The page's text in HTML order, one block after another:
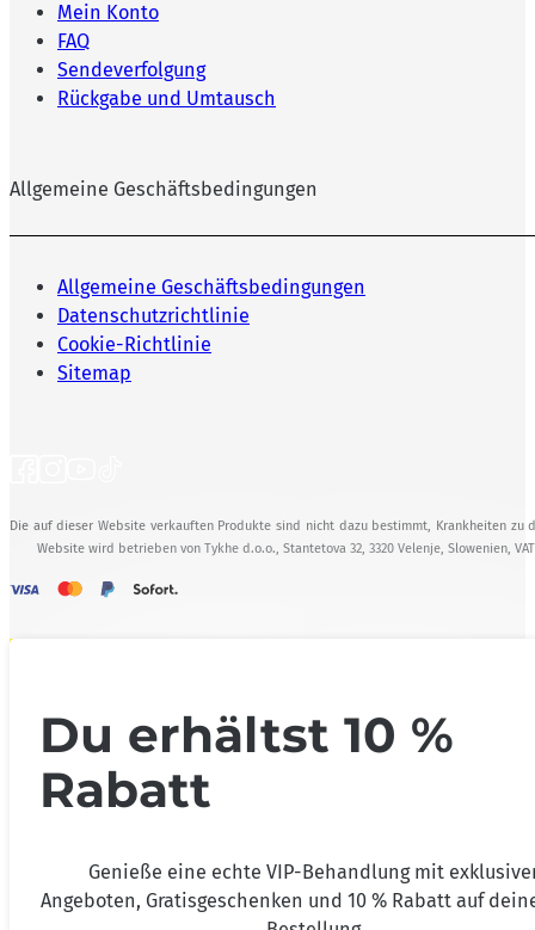
Mein Konto
FAQ
Sendeverfolgung
Rückgabe und Umtausch
Allgemeine Geschäftsbedingungen
Allgemeine Geschäftsbedingungen
Datenschutzrichtlinie
Cookie-Richtlinie
Sitemap
Die auf dieser Website verkauften Produkte sind nicht dazu bestimmt, Krankheiten zu
Website wird betrieben von Tykhe d.o.o., Stantetova 32, 3320 Velenje, Slowenien,
Du erhältst 10 %
Rabatt
Genieße eine echte VIP-Behandlung mit
Angeboten, Gratisgeschenken und 10 % Rabatt auf